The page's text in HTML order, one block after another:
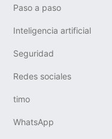
Paso a paso
Inteligencia artificial
Seguridad
Redes sociales
timo
WhatsApp